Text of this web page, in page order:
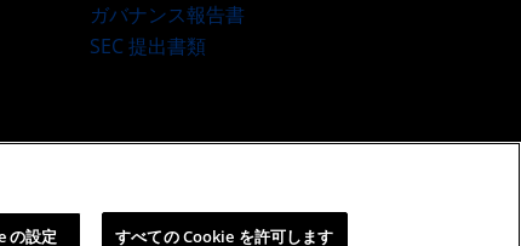
ガバナンス報告書
SEC 提出書類
の設定 すべての Cookie を許可します